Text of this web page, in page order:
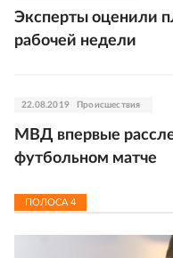
Эксперты оценили
рабочей недели
22.08.2019 Происшествия
МВД впервые
футбольном матче
ПОЛОСА 4